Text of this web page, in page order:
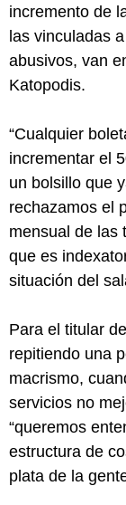
incremento de
las vinculadas
abusivos, van
Katopodis.
“Cualquier
incrementar el
un bolsillo que
rechazamos el
mensual de las
que es
situación del
Para el titular
repitiendo una
macrismo,
servicios no
“queremos
estructura de
plata de la